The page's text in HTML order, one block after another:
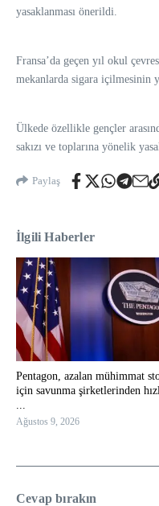
yasaklanması önerildi.
Fransa’da geçen yıl okul
mekanlarda sigara içilmesinin
Ülkede özellikle gençler
sakızı ve toplarına yönelik
Paylaş
İlgili Haberler
Pentagon, azalan mühimmat
için savunma şirketlerinden
Ağustos 9, 2026
Cevap bırakın